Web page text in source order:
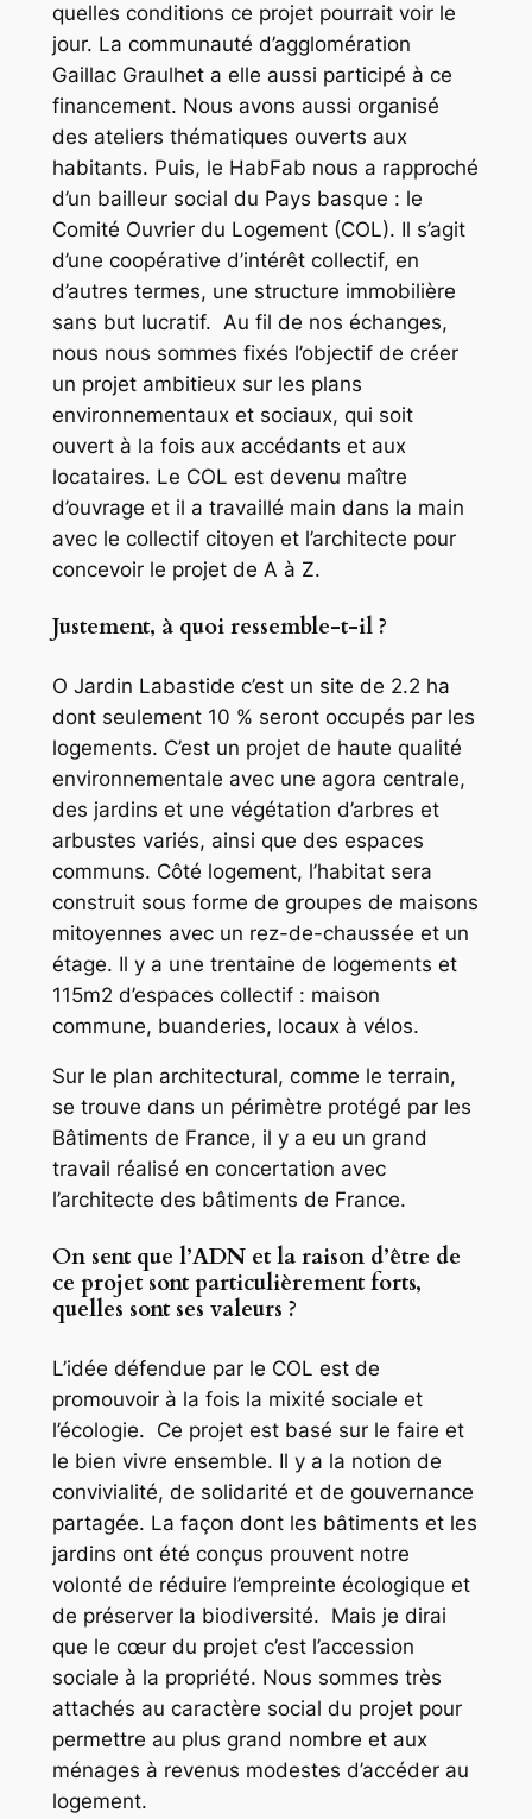
quelles conditions ce projet pourrait voir le
jour. La communauté d’agglomération
Gaillac Graulhet a elle aussi participé à ce
financement. Nous avons aussi organisé
des ateliers thématiques ouverts aux
habitants. Puis, le HabFab nous a rapproché
d’un bailleur social du Pays basque : le
Comité Ouvrier du Logement (COL). Il s’agit
d’une coopérative d’intérêt collectif, en
d’autres termes, une structure immobilière
sans but lucratif. Au fil de nos échanges,
nous nous sommes fixés l’objectif de créer
un projet ambitieux sur les plans
environnementaux et sociaux, qui soit
ouvert à la fois aux accédants et aux
locataires. Le COL est devenu maître
d’ouvrage et il a travaillé main dans la main
avec le collectif citoyen et l’architecte pour
concevoir le projet de A à Z.
Justement, à quoi ressemble-t-il ?
O Jardin Labastide c’est un site de 2.2 ha
dont seulement 10 % seront occupés par les
logements. C’est un projet de haute qualité
environnementale avec une agora centrale,
des jardins et une végétation d’arbres et
arbustes variés, ainsi que des espaces
communs. Côté logement, l’habitat sera
construit sous forme de groupes de maisons
mitoyennes avec un rez-de-chaussée et un
étage. Il y a une trentaine de logements et
115m2 d’espaces collectif : maison
commune, buanderies, locaux à vélos.
Sur le plan architectural, comme le terrain,
se trouve dans un périmètre protégé par les
Bâtiments de France, il y a eu un grand
travail réalisé en concertation avec
l’architecte des bâtiments de France.
On sent que l’ADN et la raison d’être de
ce projet sont particulièrement forts,
quelles sont ses valeurs ?
L’idée défendue par le COL est de
promouvoir à la fois la mixité sociale et
l’écologie. Ce projet est basé sur le faire et
le bien vivre ensemble. Il y a la notion de
convivialité, de solidarité et de gouvernance
partagée. La façon dont les bâtiments et les
jardins ont été conçus prouvent notre
volonté de réduire l’empreinte écologique et
de préserver la biodiversité. Mais je dirai
que le cœur du projet c’est l’accession
sociale à la propriété. Nous sommes très
attachés au caractère social du projet pour
permettre au plus grand nombre et aux
ménages à revenus modestes d’accéder au
logement.